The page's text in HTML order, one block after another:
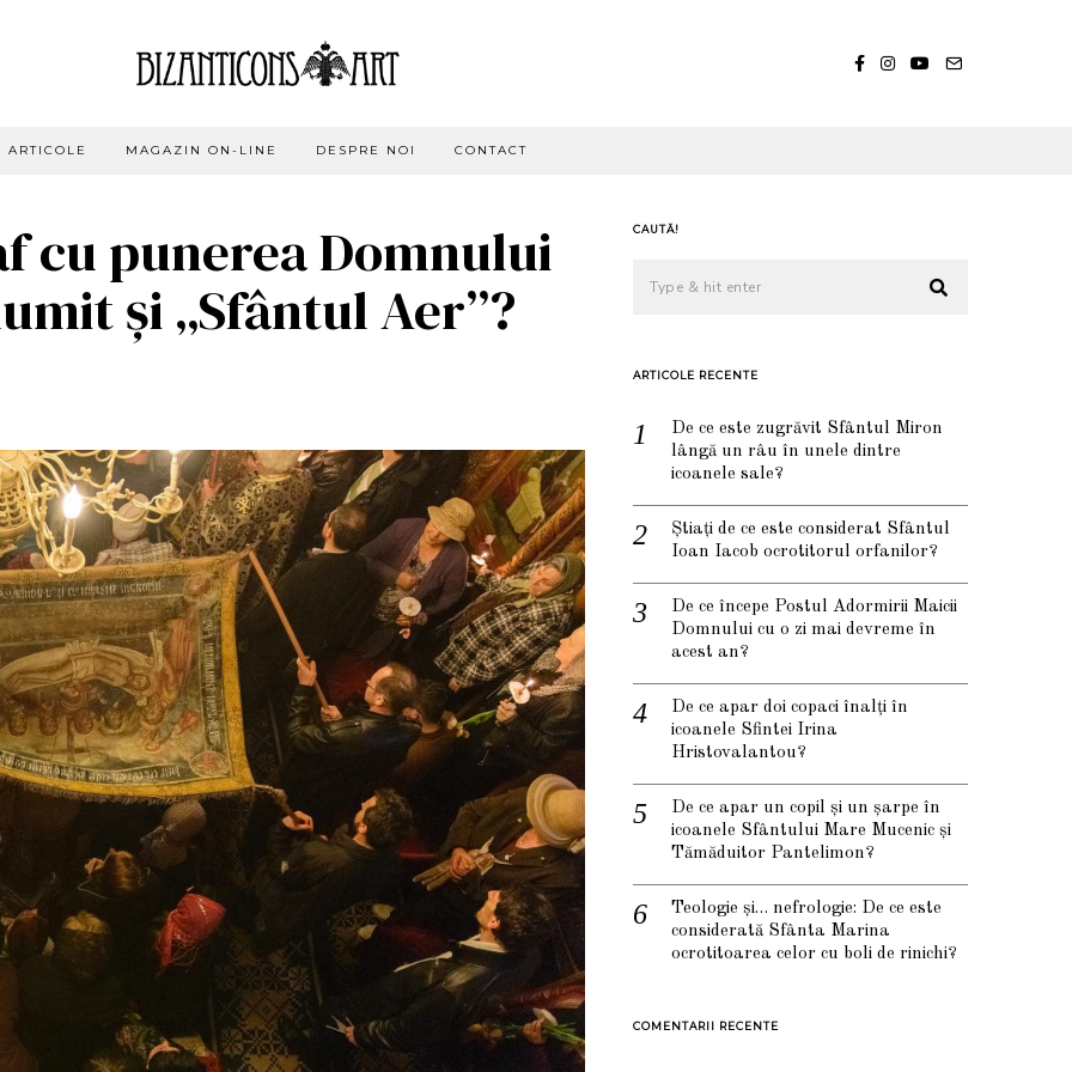
ARTICOLE MAGAZIN ON-LINE DESPRE NOI CONTACT
cu punerea Domnului
și „Sfântul Aer”?
CAUTĂ!
ARTICOLE RECENTE
De ce este zugrăvit Sfântul Miron
lângă un râu în unele dintre
icoanele sale?
Știați de ce este considerat Sfântul
Ioan Iacob ocrotitorul orfanilor?
De ce începe Postul Adormirii Maicii
Domnului cu o zi mai devreme în
acest an?
De ce apar doi copaci înalți în
icoanele Sfintei Irina
Hristovalantou?
De ce apar un copil și un șarpe în
icoanele Sfântului Mare Mucenic și
Tămăduitor Pantelimon?
Teologie și… nefrologie: De ce este
considerată Sfânta Marina
ocrotitoarea celor cu boli de rinichi?
COMENTARII RECENTE